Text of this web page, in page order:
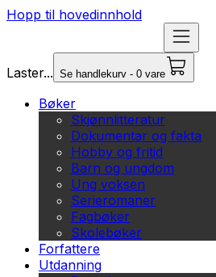
Hopp til hovedinnhold
Laster... Se handlekurv - 0 vare
Bøker
Skjønnlitteratur
Dokumentar og fakta
Hobby og fritid
Barn og ungdom
Ung voksen
Serieromaner
Fagbøker
Skolebøker
Forfattere
Utdanning